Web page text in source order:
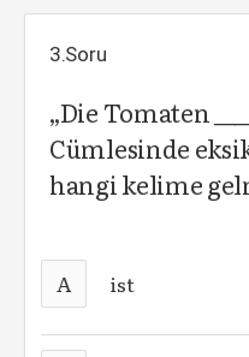
3.Soru
„Die Tomaten
Cümlesinde
hangi kelime
A ist